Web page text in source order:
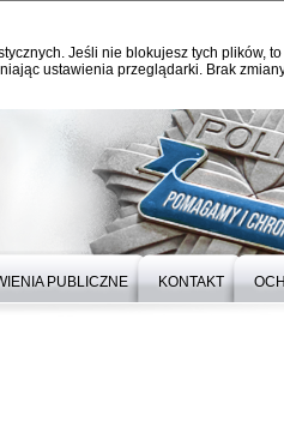
Jeśli nie blokujesz tych plików,
ustawienia przeglądarki. Brak
PUBLICZNE KONTAKT